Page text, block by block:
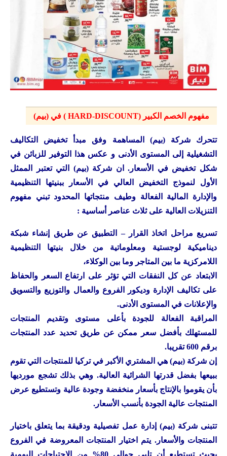
مفهوم الخصم الكبير (HARD-DISCOUNT ) في (بيم)
تتحرك شركة (بيم) المساهمة وفق مبدأ تخفيض التكاليف
التشغيلية إلى المستوى الأدنى و عكس هذا التوفير للزبائن في
شكل تخفيض في الأسعار. ان شركة (بيم) التي تعتبر الممثل
الأول لنموذج التخفيض العالي في الأسعار ببنيتها التنظيمية
والإدارة المالية الفعالة وطيف منتجاتها المحدود تبني مفهوم
التنزيلات العالية على ثلاث عناصر أساسية :
تسريع مراحل اتخاذ القرار – التطبيق عن طريق إنشاء شبكة
ديناميكية لوجستية ومعلوماتية من خلال بنيتها التنظيمية
اللامركزية ما بين المتاجر وما بين الوكلاء،
الابتعاد عن كل النفقات التي تؤثر على ارتفاع السعر والحفاظ
على تكاليف الإدارة وديكور الفروع والعمال والتوزيع والتسويق
والإعلانات في المستوى الأدنى.
المراقبة الفعالة للجودة بأعلى مستوى وتقديم المنتجات
للمستهلك بأفضل سعر ممكن عن طريق تحديد عدد المنتجات
برقم 600 تقريبا.
إن شركة (بيم) هي المشتري الأكبر في تركيا للمنتجات التي تقوم
ببيعها بفضل قدرتها الشرائية العالية. وهي بذلك تشجع مورديها
بأن يقوموا بالإنتاج بأسعار منخفضة وجودة عالية وتستطيع عرض
المنتجات عالية الجودة بأنسب الأسعار.
تتبنى شركة (بيم) إدارة عمل تفصيلية ودقيقة بما يتعلق باختيار
المنتجات والأسعار. يتم اختيار المنتجات المعروضة في الفروع
بحيث تستطيع أن تلبي حوالي 80% من الاحتياجات اليومية